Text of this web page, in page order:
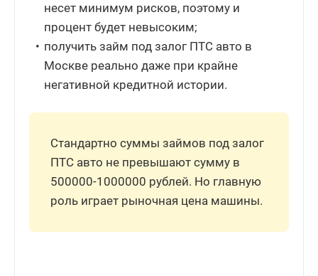
несет минимум рисков, поэтому и
процент будет невысоким;
получить займ под залог ПТС авто в
Москве реально даже при крайне
негативной кредитной истории.
Стандартно суммы займов под залог
ПТС авто не превышают сумму в
500000-1000000 рублей. Но главную
роль играет рыночная цена машины.